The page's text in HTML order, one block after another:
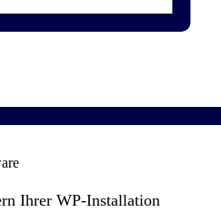
Ihrer WP-Installation